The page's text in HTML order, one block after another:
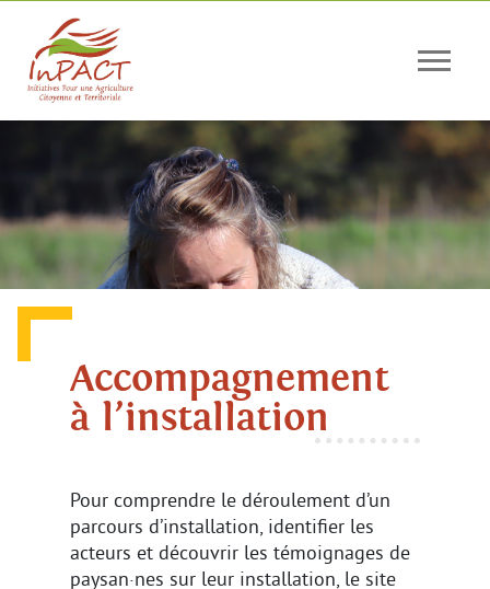
Accompagnement
à l’installation
Pour comprendre le déroulement d’un
parcours d’installation, identifier les
acteurs et découvrir les témoignages de
paysan·nes sur leur installation, le site
Panneau de gestion des cookies